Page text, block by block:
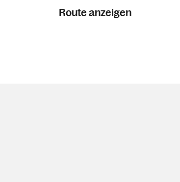
Route anzeigen